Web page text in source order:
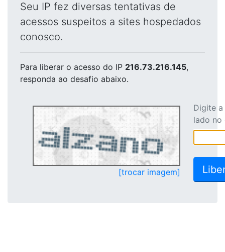
Seu IP fez diversas tentativas de
acessos suspeitos a sites hospedados
conosco.
Para liberar o acesso do IP 216.73.216.145,
responda ao desafio abaixo.
[trocar imagem]
Digite
lado no